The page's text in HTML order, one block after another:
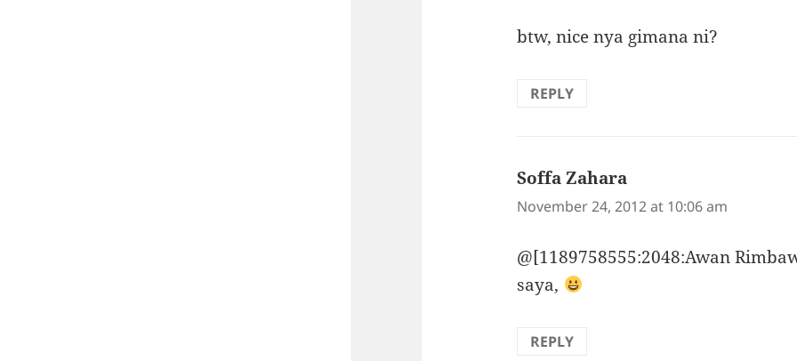
btw, nice nya gimana ni?
REPLY
Soffa Zahara
November 24, 2012 at 10:06 am
@[1189758555:2048:Awan
saya,
REPLY